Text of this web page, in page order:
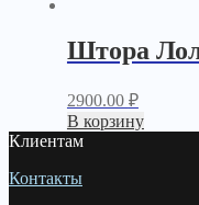
Штора
2900.00 ₽
В корзину
Клиентам
Контакты